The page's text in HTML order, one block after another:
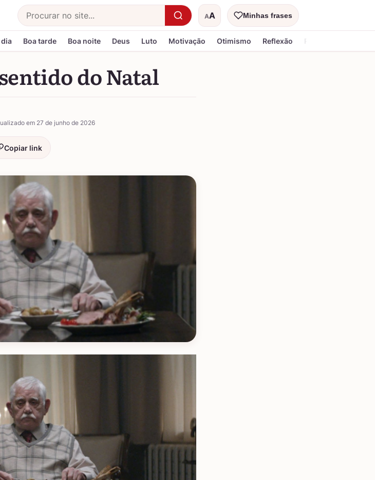
Buscar AA
Tamanho do textoMinhas frases
dia Boa tarde Boa noite Deus Luto Motivação Otimismo Reflexão Religiosa
do Natal
em 27 de junho de 2026
Copiar link